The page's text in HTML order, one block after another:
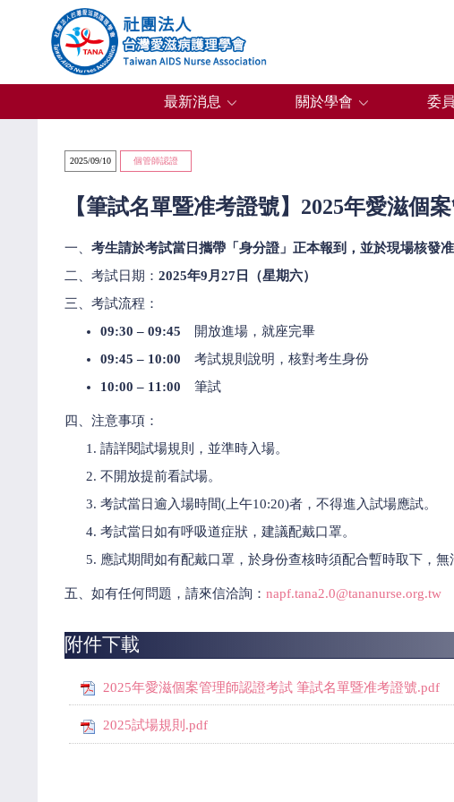
最新消息 關於學會 委
2025/09/10 個管師認證
【筆試名單暨准考證號】2025年愛滋個
一、 考生請於考試當日攜帶「身分證」正本報到，並於現場核發
二、考試日期： 2025年9月27日（星期六）
三、考試流程：
09:30 – 09:45 開放進場，就座完畢
09:45 – 10:00 考試規則說明，核對考生身份
10:00 – 11:00 筆試
四、注意事項：
請詳閱試場規則，並準時入場。
不開放提前看試場。
考試當日逾入場時間(上午10:20)者，不得進入試場應試。
考試當日如有呼吸道症狀，建議配戴口罩。
應試期間如有配戴口罩，於身份查核時須配合暫時取下，無
五、如有任何問題，請來信洽詢： napf.tana2.0@tananurse.org.tw
附件下載
2025年愛滋個案管理師認證考試 筆試名單暨准考證號.pdf
2025試場規則.pdf